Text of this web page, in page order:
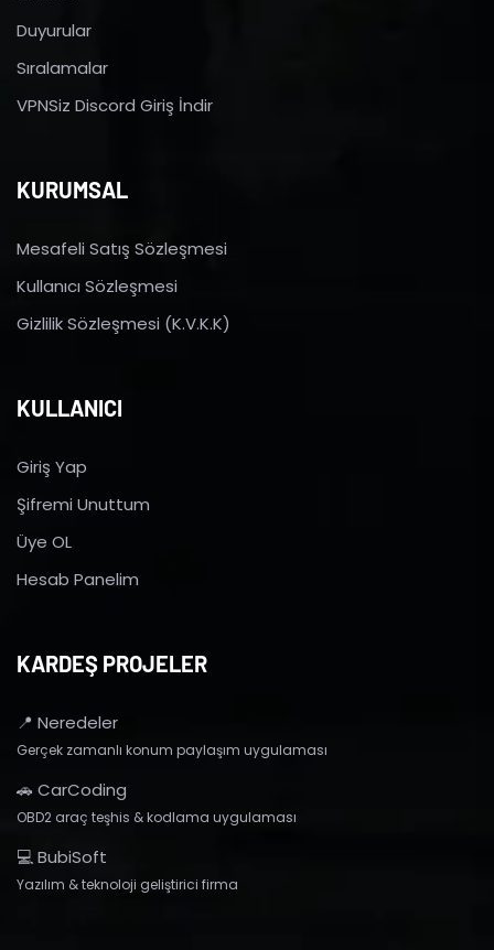
Duyurular
Sıralamalar
VPNSiz Discord Giriş İndir
KURUMSAL
Mesafeli Satış Sözleşmesi
Kullanıcı Sözleşmesi
Gizlilik Sözleşmesi (K.V.K.K)
KULLANICI
Giriş Yap
Şifremi Unuttum
Üye OL
Hesab Panelim
KARDEŞ PROJELER
📍 Neredeler
Gerçek zamanlı konum paylaşım uygulaması
🚗 CarCoding
OBD2 araç teşhis & kodlama uygulaması
💻 BubiSoft
Yazılım & teknoloji geliştirici firma